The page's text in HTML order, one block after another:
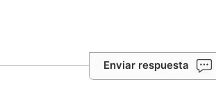
Enviar respuesta